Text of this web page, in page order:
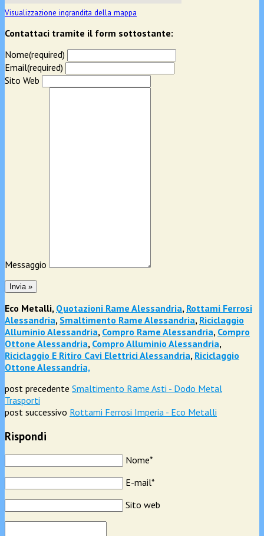
Visualizzazione ingrandita della mappa
Contattaci tramite il form sottostante:
Nome(required)
Email(required)
Sito Web
Messaggio
Eco Metalli, Quotazioni Rame Alessandria, Rottami Ferrosi
Alessandria, Smaltimento Rame Alessandria, Riciclaggio
Alluminio Alessandria, Compro Rame Alessandria, Compro
Ottone Alessandria, Compro Alluminio Alessandria,
Riciclaggio E Ritiro Cavi Elettrici Alessandria, Riciclaggio
Ottone Alessandria,
post precedente Smaltimento Rame Asti - Dodo Metal
Trasporti
post successivo Rottami Ferrosi Imperia - Eco Metalli
Rispondi
Nome*
E-mail*
Sito web